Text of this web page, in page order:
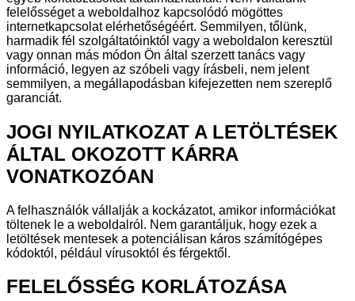
felelősséget a weboldalhoz kapcsolódó mögöttes
internetkapcsolat elérhetőségéért. Semmilyen, tőlünk,
harmadik fél szolgáltatóinktól vagy a weboldalon keresztül
vagy onnan más módon Ön által szerzett tanács vagy
információ, legyen az szóbeli vagy írásbeli, nem jelent
semmilyen, a megállapodásban kifejezetten nem szereplő
garanciát.
JOGI NYILATKOZAT A LETÖLTÉSEK
ÁLTAL OKOZOTT KÁRRA
VONATKOZÓAN
A felhasználók vállalják a kockázatot, amikor információkat
töltenek le a weboldalról. Nem garantáljuk, hogy ezek a
letöltések mentesek a potenciálisan káros számítógépes
kódoktól, például vírusoktól és férgektől.
FELELŐSSÉG KORLÁTOZÁSA